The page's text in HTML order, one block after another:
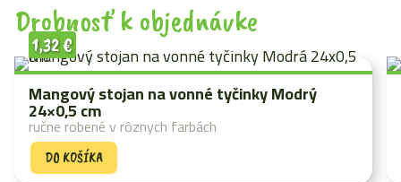
Drobnosť k objednávke
Mangový stojan na vonné tyčinky Modrý
24×0,5 cm
1,32€
ručne robené v rôznych farbách
DO KOŠÍKA